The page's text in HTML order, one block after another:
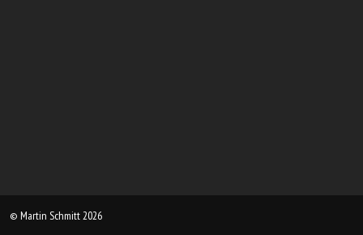
© Martin Schmitt 2026